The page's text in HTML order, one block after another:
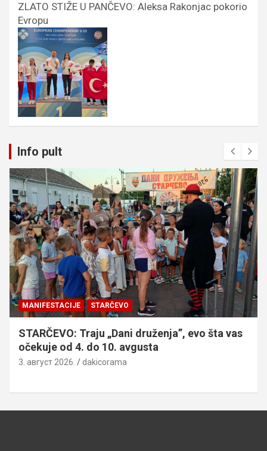
ZLATO STIŽE U PANČEVO: Aleksa Rakonjac pokorio
Evropu
Info pult
MANIFESTACIJE STARČEVO
STARČEVO: Traju „Dani druženja”, evo šta vas
očekuje od 4. do 10. avgusta
3. август 2026. dakicorama